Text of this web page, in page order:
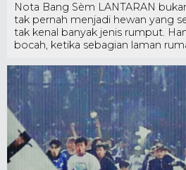
Nota Bang Sèm LANTARAN
tak pernah menjadi hewan yang
tak kenal banyak jenis rumput.
bocah, ketika sebagian laman